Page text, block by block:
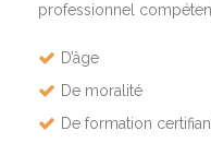
professionnel
D’âge
De moralité
De formation